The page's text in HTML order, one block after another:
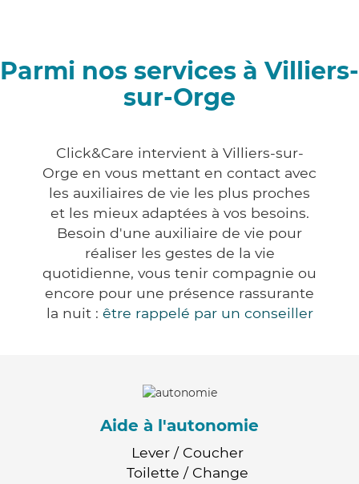
Parmi nos services à Villiers-
sur-Orge
Click&Care intervient à Villiers-sur-
Orge en vous mettant en contact avec
les auxiliaires de vie les plus proches
et les mieux adaptées à vos besoins.
Besoin d'une auxiliaire de vie pour
réaliser les gestes de la vie
quotidienne, vous tenir compagnie ou
encore pour une présence rassurante
la nuit : être rappelé par un conseiller
Aide à l'autonomie
Lever / Coucher
Toilette / Change